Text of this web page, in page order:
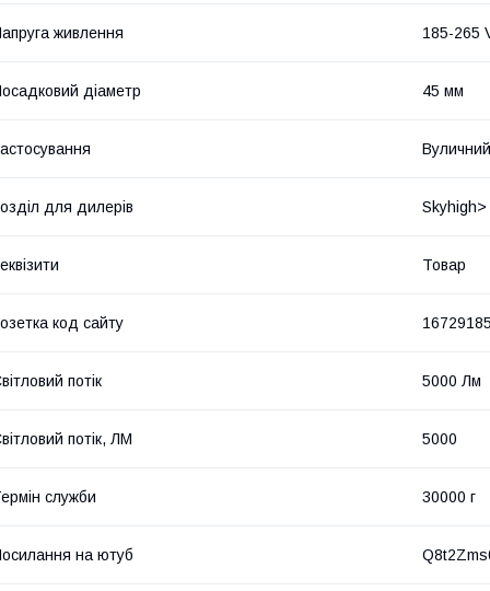
живлення 185-265
діаметр 45 мм
Вуличний
для дилерів Skyhigh>
Товар
код сайту
потік 5000 Лм
потік, ЛМ 5000
служби 30000 г
на ютуб